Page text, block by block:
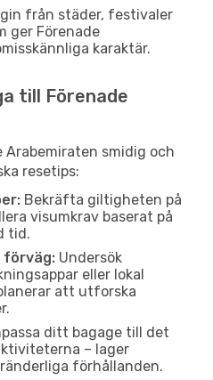
från städer, festivaler
ger Förenade
karaktär.
till Förenade
Arabemiraten smidig och
resetips:
Bekräfta giltigheten på
visumkrav baserat på
tid.
förväg: Undersök
eller lokal
att utforska
ditt bagage till det
– lager
förhållanden.